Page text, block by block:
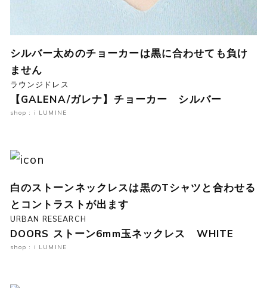
シルバー太めのチョーカーは黒に合わせても負け
ません
ラウンジドレス
【GALENA/ガレナ】チョーカー シルバー
shop : i LUMINE
白のストーンネックレスは黒のTシャツと合わせる
とコントラストが出ます
URBAN RESEARCH
DOORS ストーン6mm玉ネックレス WHITE
shop : i LUMINE